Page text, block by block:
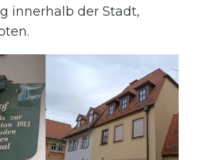
innerhalb der Stadt,